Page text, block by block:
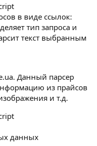
в виде ссылок:
тип запроса и
текст выбранным
Данный парсер
из прайсов
и т.д.
данных